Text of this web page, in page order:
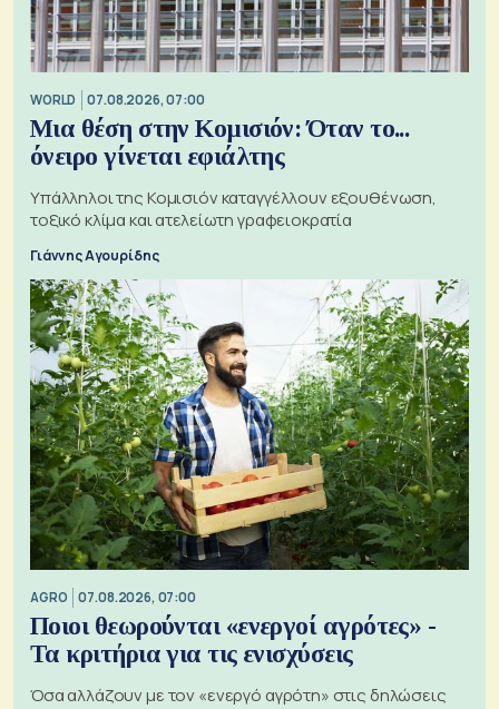
WORLD 07.08.2026, 07:00
Μια θέση στην Κομισιόν: Όταν το...
όνειρο γίνεται εφιάλτης
Υπάλληλοι της Κομισιόν καταγγέλλουν εξουθένωση,
τοξικό κλίμα και ατελείωτη γραφειοκρατία
Γιάννης Αγουρίδης
AGRO 07.08.2026, 07:00
Ποιοι θεωρούνται «ενεργοί αγρότες» -
Τα κριτήρια για τις ενισχύσεις
Όσα αλλάζουν με τον «ενεργό αγρότη» στις δηλώσεις